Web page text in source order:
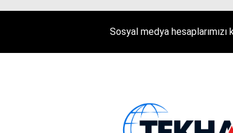
Sosyal medya hesaplarımızı